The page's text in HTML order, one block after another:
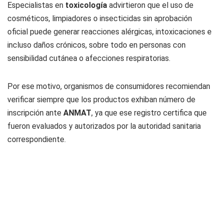
Especialistas en toxicología advirtieron que el uso de
cosméticos, limpiadores o insecticidas sin aprobación
oficial puede generar reacciones alérgicas, intoxicaciones e
incluso daños crónicos, sobre todo en personas con
sensibilidad cutánea o afecciones respiratorias.
Por ese motivo, organismos de consumidores recomiendan
verificar siempre que los productos exhiban número de
inscripción ante ANMAT, ya que ese registro certifica que
fueron evaluados y autorizados por la autoridad sanitaria
correspondiente.